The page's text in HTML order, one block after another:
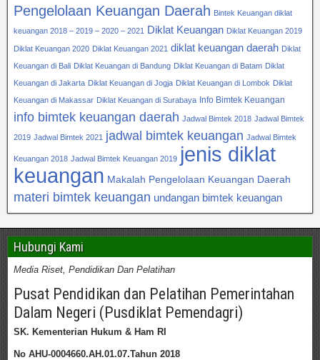
Pengelolaan Keuangan Daerah Bintek Keuangan diklat
keuangan 2018 – 2019 – 2020 – 2021 Diklat Keuangan Diklat Keuangan 2019
Diklat Keuangan 2020 Diklat Keuangan 2021 diklat keuangan daerah Diklat
Keuangan di Bali Diklat Keuangan di Bandung Diklat Keuangan di Batam Diklat
Keuangan di Jakarta Diklat Keuangan di Jogja Diklat Keuangan di Lombok Diklat
Keuangan di Makassar Diklat Keuangan di Surabaya Info Bimtek Keuangan
info bimtek keuangan daerah Jadwal Bimtek 2018 Jadwal Bimtek
2019 Jadwal Bimtek 2021 jadwal bimtek keuangan Jadwal Bimtek
Keuangan 2018 Jadwal Bimtek Keuangan 2019 jenis diklat
keuangan Makalah Pengelolaan Keuangan Daerah
materi bimtek keuangan undangan bimtek keuangan
Hubungi Kami
Media Riset, Pendidikan Dan Pelatihan
Pusat Pendidikan dan Pelatihan Pemerintahan
Dalam Negeri (Pusdiklat Pemendagri)
SK. Kementerian Hukum & Ham RI
No AHU-0004660.AH.01.07.Tahun 2018